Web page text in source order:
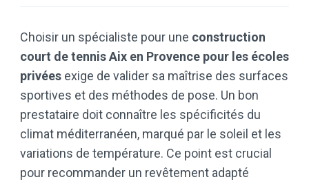
Choisir un spécialiste pour une construction
court de tennis Aix en Provence pour les écoles
privées exige de valider sa maîtrise des surfaces
sportives et des méthodes de pose. Un bon
prestataire doit connaître les spécificités du
climat méditerranéen, marqué par le soleil et les
variations de température. Ce point est crucial
pour recommander un revêtement adapté